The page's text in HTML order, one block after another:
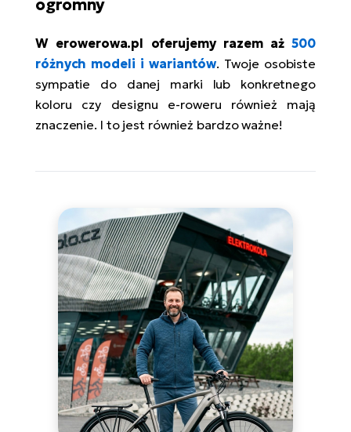
ogromny
W erowerowa.pl oferujemy razem aż500
różnych modeli i wariantów. Twoje osobiste
sympatie do danej marki lub konkretnego
koloru czy designu e-roweru również mają
znaczenie. I to jest również bardzo ważne!